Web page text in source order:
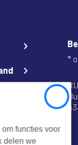
Close
functies voor
delen we
*